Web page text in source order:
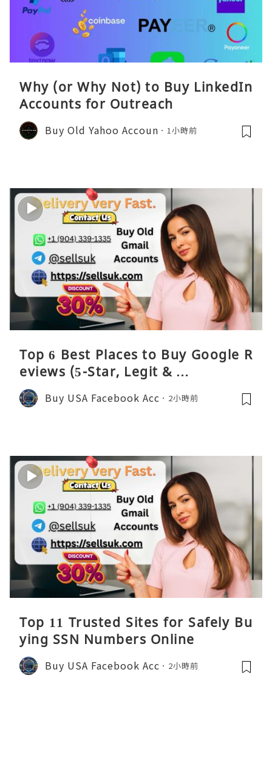
Why (or Why Not) to Buy LinkedIn
Accounts for Outreach
Buy Old Yahoo Accoun 1小時前
Top 6 Best Places to Buy Google R
eviews (5-Star, Legit & …
Buy USA Facebook Acc 2小時前
Top 11 Trusted Sites for Safely Bu
ying SSN Numbers Online
Buy USA Facebook Acc 2小時前